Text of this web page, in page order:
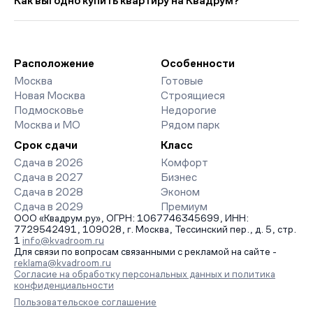
класса. На страницах ЖК доступны отзывы жильцов о
качестве строительства, интерактивный генплан корпусов,
организует просмотр и поможет одобрить ипотеку по
минимальной ставке. Чтобы зафиксировать цену, оставьте
заявку на обратный звонок.
Расположение
Москва
Новая Москва
Подмосковье
Москва и МО
Особенности
Готовые
Строящиеся
Недорогие
Рядом парк
Срок сдачи
Сдача в 2026
Сдача в 2027
Сдача в 2028
Сдача в 2029
Класс
Комфорт
Бизнес
Эконом
Премиум
ООО «Квадрум.ру», ОГРН: 1067746345699, ИНН:
7729542491, 109028, г. Москва, Тессинский пер., д. 5, стр.
1 info@kvadroom.ru
Для связи по вопросам связанными с рекламой на сайте -
reklama@kvadroom.ru
Согласие на обработку персональных данных и политика
конфиденциальности
Пользовательское соглашение